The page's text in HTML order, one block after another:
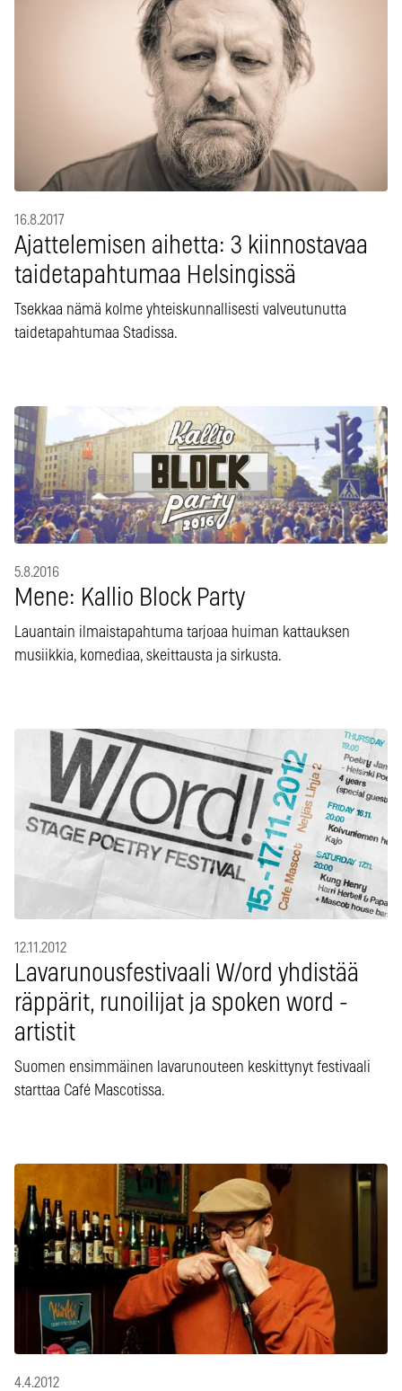
16.8.2017
Ajattelemisen aihetta: 3 kiinnostavaa
taidetapahtumaa Helsingissä
Tsekkaa nämä kolme yhteiskunnallisesti valveutunutta
taidetapahtumaa Stadissa.
5.8.2016
Mene: Kallio Block Party
Lauantain ilmaistapahtuma tarjoaa huiman kattauksen
musiikkia, komediaa, skeittausta ja sirkusta.
12.11.2012
Lavarunousfestivaali W/ord yhdistää
räppärit, runoilijat ja spoken word -
artistit
Suomen ensimmäinen lavarunouteen keskittynyt festivaali
starttaa Café Mascotissa.
4.4.2012